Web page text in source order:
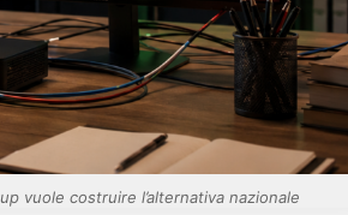
vuole costruire l’alternativa nazionale